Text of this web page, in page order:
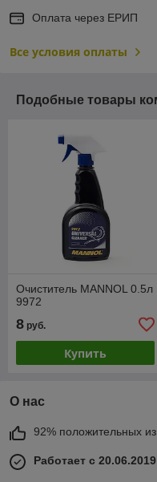
Оплата через ЕРИП
Все условия оплаты
Подобные товары
Очиститель MANNOL 0.5л
9972
8 руб.
Купить
О нас
92% положительных
Работает с 20.06.2019